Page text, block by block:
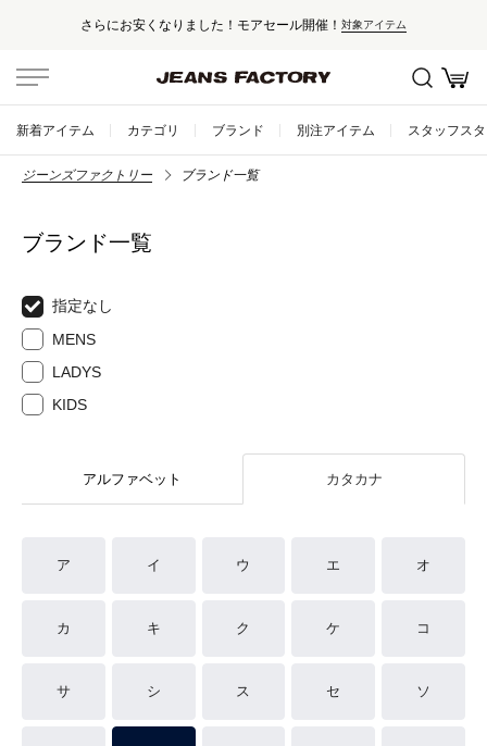
さらにお安くなりました！モアセール開催！ 対象アイテム
新着アイテム カテゴリ ブランド 別注アイテム スタッフス
ジーンズファクトリー ブランド一覧
ブランド一覧
指定なし
MENS
LADYS
KIDS
アルファベット カタカナ
ア イ ウ エ オ
カ キ ク ケ コ
サ シ ス セ ソ